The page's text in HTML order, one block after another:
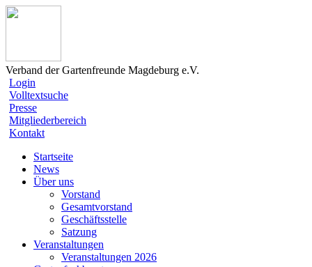
Verband der Gartenfreunde Magdeburg e.V.
Login
Volltextsuche
Presse
Mitgliederbereich
Kontakt
Startseite
News
Über uns
Vorstand
Gesamtvorstand
Geschäftsstelle
Satzung
Veranstaltungen
Veranstaltungen 2026